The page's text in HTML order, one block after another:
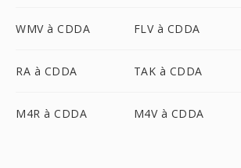
WMV à CDDA FLV à CDDA
RA à CDDA TAK à CDDA
M4R à CDDA M4V à CDDA